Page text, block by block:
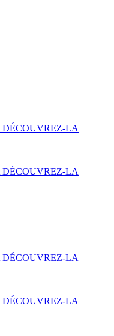
DÉCOUVREZ-LA
DÉCOUVREZ-LA
DÉCOUVREZ-LA
DÉCOUVREZ-LA